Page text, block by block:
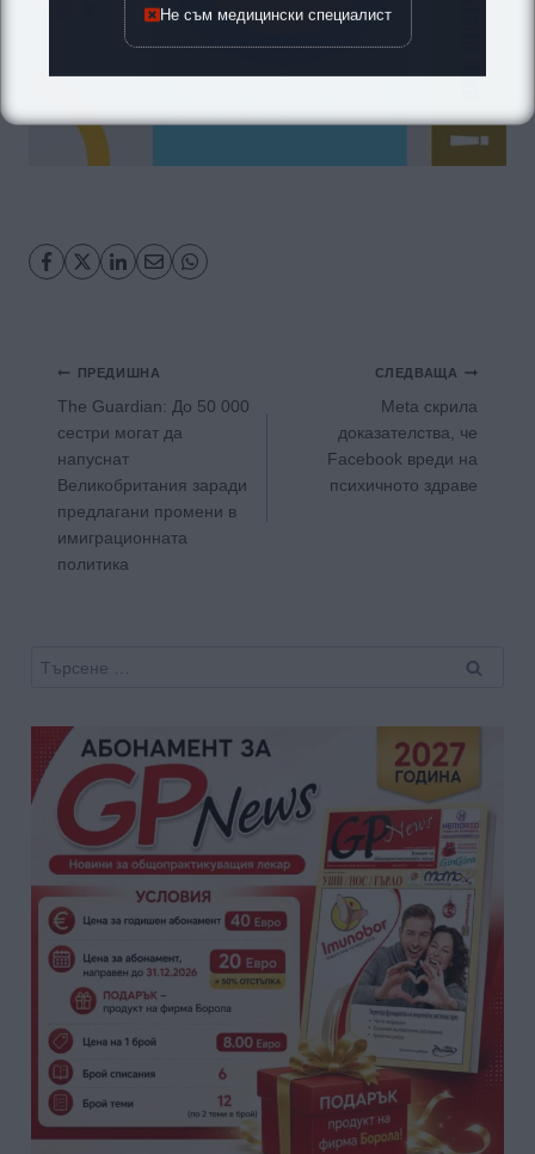
Навигация
ПРЕДИШНА
The Guardian: До 50 000
сестри могат да
напуснат
Великобритания заради
предлагани промени в
имиграционната
политика
СЛЕДВАЩА
Meta скрила
доказателства, че
Facebook вреди на
психичното здраве
Търсене
Не съм медицински специалист